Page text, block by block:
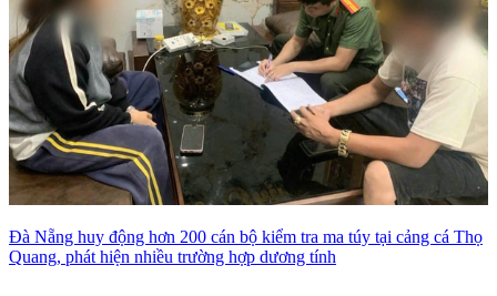
Đà Nẵng huy động hơn 200 cán bộ kiểm tra ma túy tại cảng cá Thọ
Quang, phát hiện nhiều trường hợp dương tính